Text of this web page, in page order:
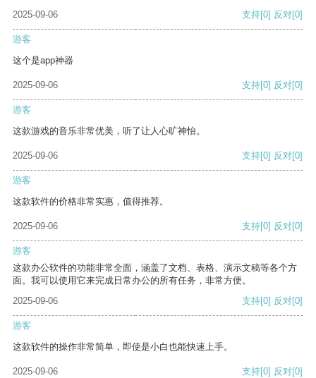
2025-09-06 支持[0] 反对[0]
游客
这个是app神器
2025-09-06 支持[0] 反对[0]
游客
这款游戏的音乐非常优美，听了让人心旷神怡。
2025-09-06 支持[0] 反对[0]
游客
这款软件的价格非常实惠，值得推荐。
2025-09-06 支持[0] 反对[0]
游客
这款办公软件的功能非常全面，涵盖了文档、表格、演示文稿等各个方
面。我可以使用它来完成日常办公的所有任务，非常方便。
2025-09-06
支持[0] 反对[0]
游客
这款软件的操作非常简单，即使是小白也能快速上手。
2025-09-06 支持[0] 反对[0]